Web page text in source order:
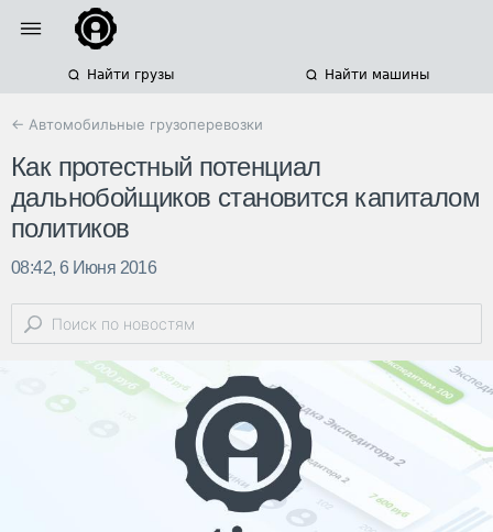
Найти грузы Найти машины
← Автомобильные грузоперевозки
Как протестный потенциал
дальнобойщиков становится капиталом
политиков
08:42, 6 Июня 2016